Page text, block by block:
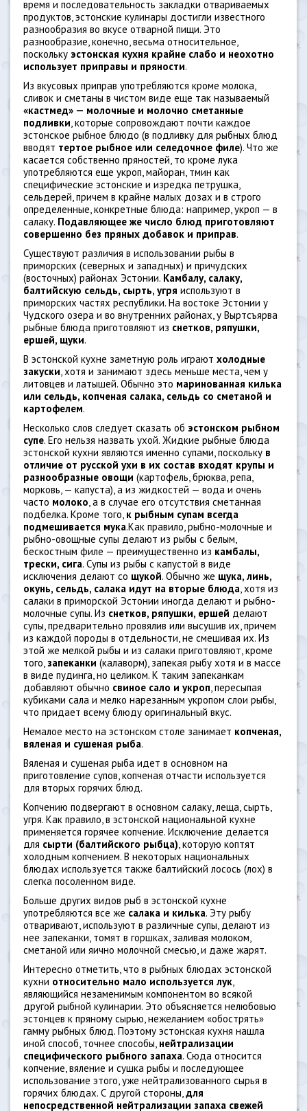
время и последовательность закладки отвариваемых
продуктов, эстонские кулинары достигли известного
разнообразия во вкусе отварной пищи. Это
разнообразие, конечно, весьма относительное,
поскольку эстонская кухня крайне слабо и неохотно
использует приправы и пряности.
Из вкусовых приправ употребляются кроме молока,
сливок и сметаны в чистом виде еще так называемый
«кастмед» — молочные и молочно сметанные
подливки, которые сопровождают почти каждое
эстонское рыбное блюдо (в подливку для рыбных блюд
вводят тертое рыбное или селедочное филе). Что же
касается собственно пряностей, то кроме лука
употребляются еще укроп, майоран, тмин как
специфические эстонские и изредка петрушка,
сельдерей, причем в крайне малых дозах и в строго
определенные, конкретные блюда: например, укроп — в
салаку. Подавляющее же число блюд приготовляют
совершенно без пряных добавок и приправ.
Существуют различия в использовании рыбы в
приморских (северных и западных) и причудских
(восточных) районах Эстонии. Камбалу, салаку,
балтийскую сельдь, сырть, угря используют в
приморских частях республики. На востоке Эстонии у
Чудского озера и во внутренних районах, у Выртсъярва
рыбные блюда приготовляют из снетков, ряпушки,
ершей, щуки.
В эстонской кухне заметную роль играют холодные
закуски, хотя и занимают здесь меньше места, чем у
литовцев и латышей. Обычно это маринованная килька
или сельдь, копченая салака, сельдь со сметаной и
картофелем.
Несколько слов следует сказать об эстонском рыбном
супе. Его нельзя назвать ухой. Жидкие рыбные блюда
эстонской кухни являются именно супами, поскольку в
отличие от русской ухи в их состав входят крупы и
разнообразные овощи (картофель, брюква, репа,
морковь, — капуста), а из жидкостей — вода и очень
часто молоко, а в случае его отсутствия сметанная
подбелка. Кроме того, к рыбным супам всегда
подмешивается мука.Как правило, рыбно-молочные и
рыбно-овощные супы делают из рыбы с белым,
бескостным филе — преимущественно из камбалы,
трески, сига. Супы из рыбы с капустой в виде
исключения делают со щукой. Обычно же щука, линь,
окунь, сельдь, салака идут на вторые блюда, хотя из
салаки в приморской Эстонии иногда делают и рыбно-
молочные супы. Из снетков, ряпушки, ершей делают
супы, предварительно провялив или высушив их, причем
из каждой породы в отдельности, не смешивая их. Из
этой же мелкой рыбы и из салаки приготовляют, кроме
того,запеканки (калаворм), запекая рыбу хотя и в массе
в виде пудинга, но целиком. К таким запеканкам
добавляют обычно свиное сало и укроп, пересыпая
кубиками сала и мелко нарезанным укропом слои рыбы,
что придает всему блюду оригинальный вкус.
Немалое место на эстонском столе занимает копченая,
вяленая и сушеная рыба.
Вяленая и сушеная рыба идет в основном на
приготовление супов, копченая отчасти используется
для вторых горячих блюд.
Копчению подвергают в основном салаку, леща, сырть,
угря. Как правило, в эстонской национальной кухне
применяется горячее копчение. Исключение делается
для сырти (балтийского рыбца), которую коптят
холодным копчением. В некоторых национальных
блюдах используется также балтийский лосось (лох) в
слегка посоленном виде.
Больше других видов рыб в эстонской кухне
употребляются все же салака и килька. Эту рыбу
отваривают, используют в различные супы, делают из
нее запеканки, томят в горшках, заливая молоком,
сметаной или яично молочной смесью, и даже жарят.
Интересно отметить, что в рыбных блюдах эстонской
кухни относительно мало используется лук,
являющийся незаменимым компонентом во всякой
другой рыбной кулинарии. Это объясняется нелюбовью
эстонцев к пряному сырью, нежеланием «обострять»
гамму рыбных блюд. Поэтому эстонская кухня нашла
иной способ, точнее способы, нейтрализации
специфического рыбного запаха. Сюда относится
копчение, вяление и сушка рыбы и последующее
использование этого, уже нейтрализованного сырья в
горячих блюдах. С другой стороны,для
непосредственной нейтрализации запаха свежей